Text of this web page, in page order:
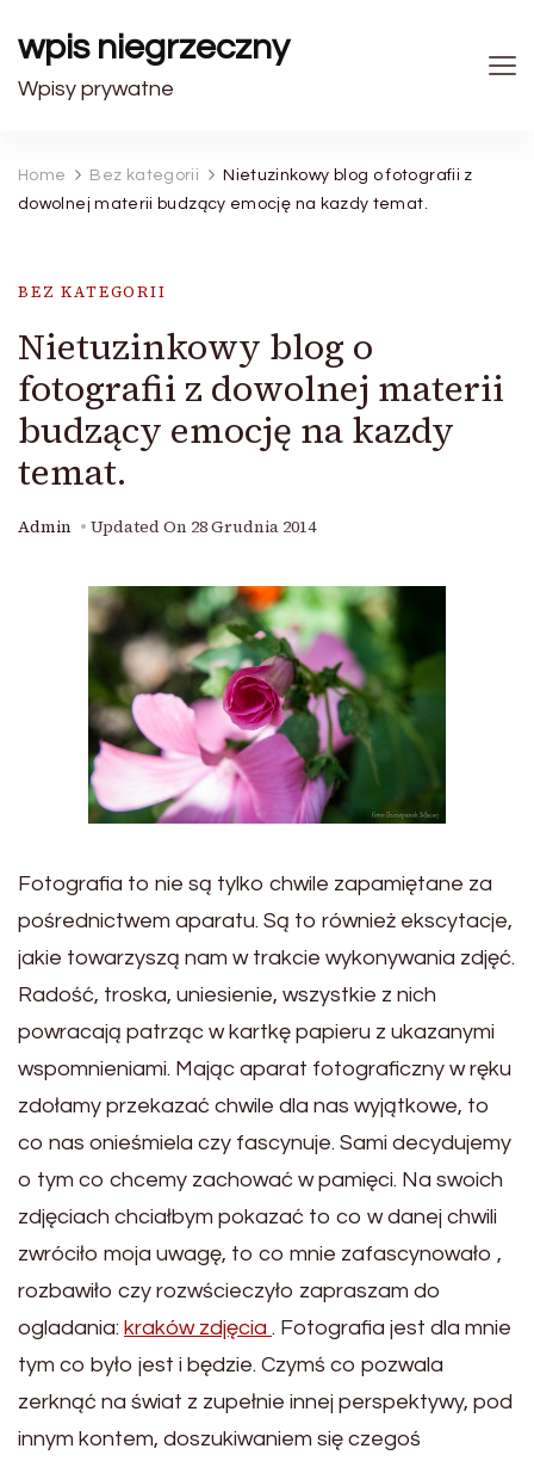
wpis niegrzeczny
Wpisy prywatne
Home Bez kategorii
Nietuzinkowy blog o fotografii z
dowolnej materii budzący emocję na kazdy temat.
BEZ KATEGORII
Nietuzinkowy blog o
fotografii z dowolnej materii
budzący emocję na kazdy
temat.
Admin Updated On 28 Grudnia 2014
Fotografia to nie są tylko chwile zapamiętane za
pośrednictwem aparatu. Są to również ekscytacje,
jakie towarzyszą nam w trakcie wykonywania zdjęć.
Radość, troska, uniesienie, wszystkie z nich
powracają patrząc w kartkę papieru z ukazanymi
wspomnieniami. Mając aparat fotograficzny w ręku
zdołamy przekazać chwile dla nas wyjątkowe, to
co nas onieśmiela czy fascynuje. Sami decydujemy
o tym co chcemy zachować w pamięci. Na swoich
zdjęciach chciałbym pokazać to co w danej chwili
zwróciło moja uwagę, to co mnie zafascynowało ,
rozbawiło czy rozwścieczyło zapraszam do
ogladania: kraków zdjęcia . Fotografia jest dla mnie
tym co było jest i będzie. Czymś co pozwala
zerknąć na świat z zupełnie innej perspektywy, pod
innym kontem, doszukiwaniem się czegoś